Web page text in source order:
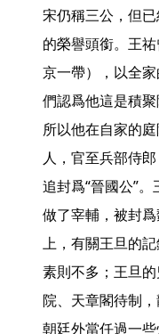
宋仍稱三公，但
的榮譽頭銜。王
京一帶），以全
們認爲他這是積
所以他在自家的
人，官至兵部侍
追封爲“晉國公”
做了宰輔，被封
上，有關王旦的
素則不多；王旦
院、天章閣待制
朝廷外當任過一